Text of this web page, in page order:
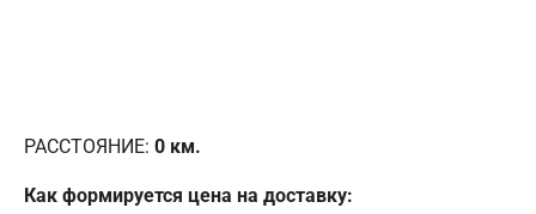
РАССТОЯНИЕ: 0 км.
Как формируется цена на доставку: